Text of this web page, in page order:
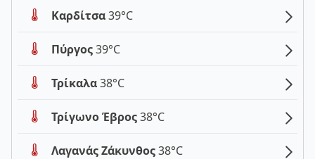
Καρδίτσα39°C
Πύργος39°C
Τρίκαλα38°C
Τρίγωνο Έβρος38°C
Λαγανάς Ζάκυνθος38°C